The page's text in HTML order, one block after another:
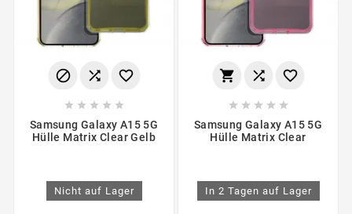
  
    
Samsung Galaxy A15 5G
Hülle Matrix Clear Gelb
Nicht auf Lager
  
    
Samsung Galaxy A15 5G
Hülle Matrix Clear
In 2 Tagen auf Lager